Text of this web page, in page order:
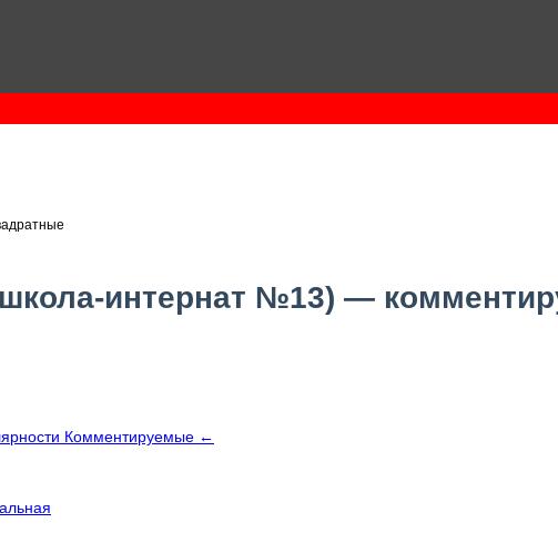
интернат №13) —
Комментируемые ←